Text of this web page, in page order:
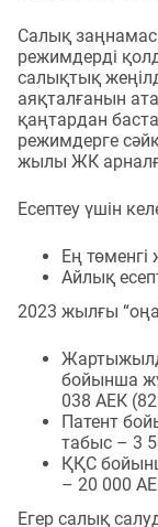
Салық
режимдерді
салықтық
аяқталғанын
қаңтардан
режимдерге
жылы ЖК
Есептеу үшін
Ең
Айлық
2023 жылғы
бойынша
038 АЕК
Патент
табыс – 3
ҚҚС
– 20 000
Егер салық